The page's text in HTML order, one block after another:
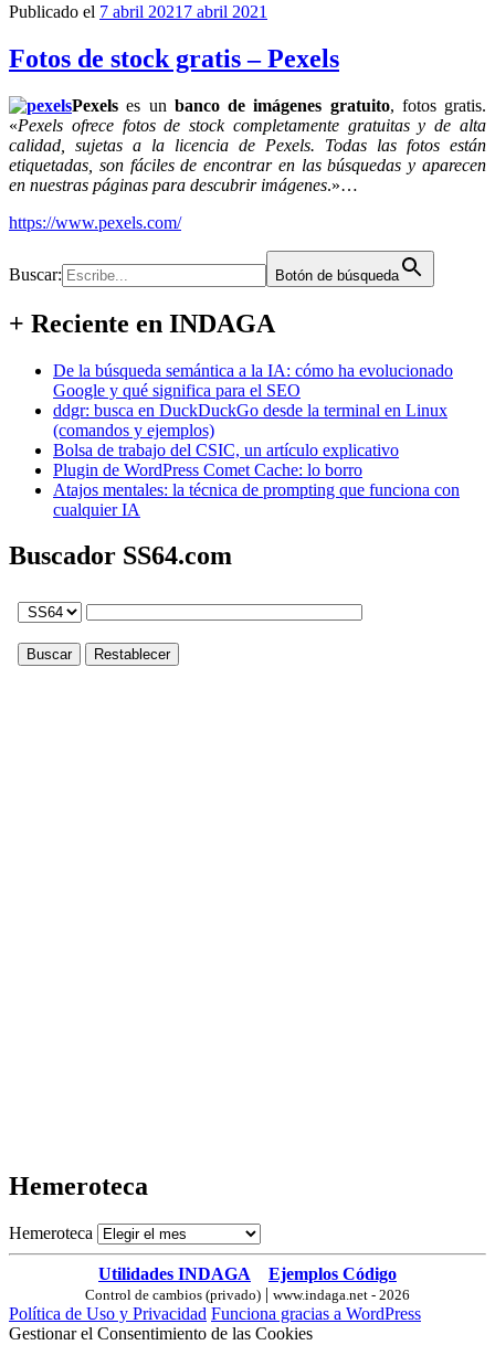
Publicado el 7 abril 2021 7 abril 2021
Fotos de stock gratis – Pexels
Pexels es un banco de imágenes gratuito, fotos gratis.
«Pexels ofrece fotos de stock completamente gratuitas y de alta
calidad, sujetas a la licencia de Pexels. Todas las fotos están
etiquetadas, son fáciles de encontrar en las búsquedas y aparecen
en nuestras páginas para descubrir imágenes.»…
https://www.pexels.com/
Buscar: Botón de búsqueda
+ Reciente en INDAGA
De la búsqueda semántica a la IA: cómo ha evolucionado
Google y qué significa para el SEO
ddgr: busca en DuckDuckGo desde la terminal en Linux
(comandos y ejemplos)
Bolsa de trabajo del CSIC, un artículo explicativo
Plugin de WordPress Comet Cache: lo borro
Atajos mentales: la técnica de prompting que funciona con
cualquier IA
Buscador SS64.com
Hemeroteca
Hemeroteca
Utilidades INDAGA Ejemplos Código
Control de cambios (privado) | www.indaga.net - 2026
Política de Uso y Privacidad Funciona gracias a WordPress
Gestionar el Consentimiento de las Cookies